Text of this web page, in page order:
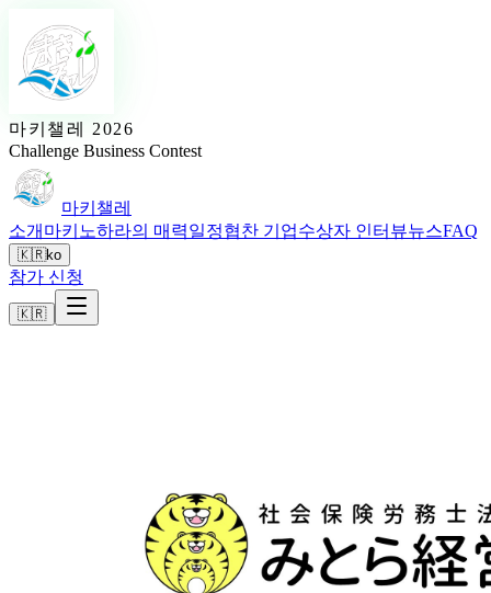
마키챌레 2026
Challenge Business Contest
마키챌레
소개 마키노하라의 매력일정협찬 기업수상자 인터뷰뉴스FAQ
🇰🇷ko
참가 신청
🇰🇷